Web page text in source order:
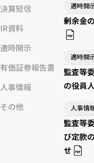
決算短信
IR資料
適時開示
有価証券報告書
人事情報
その他
適時開
剰余金
適時開
監査等
の役員
人事情
監査等
び定款
せ